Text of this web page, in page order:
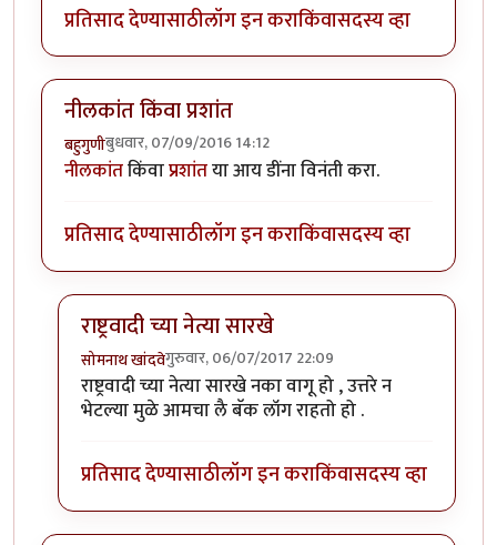
प्रतिसाद देण्यासाठीलॉग इन कराकिंवासदस्य व्हा
नीलकांत किंवा प्रशांत
बहुगुणीबुधवार, 07/09/2016 14:12
नीलकांतकिंवाप्रशांतया आय डींना विनंती करा.
प्रतिसाद देण्यासाठीलॉग इन कराकिंवासदस्य व्हा
राष्ट्रवादी च्या नेत्या सारखे
सोमनाथ खांदवेगुरुवार, 06/07/2017 22:09
In reply toनीलकांत किंवा प्रशांतbyबहुगुणी
राष्ट्रवादी च्या नेत्या सारखे नका वागू हो , उत्तरे न
भेटल्या मुळे आमचा लै बॅक लॉग राहतो हो .
प्रतिसाद देण्यासाठीलॉग इन कराकिंवासदस्य व्हा